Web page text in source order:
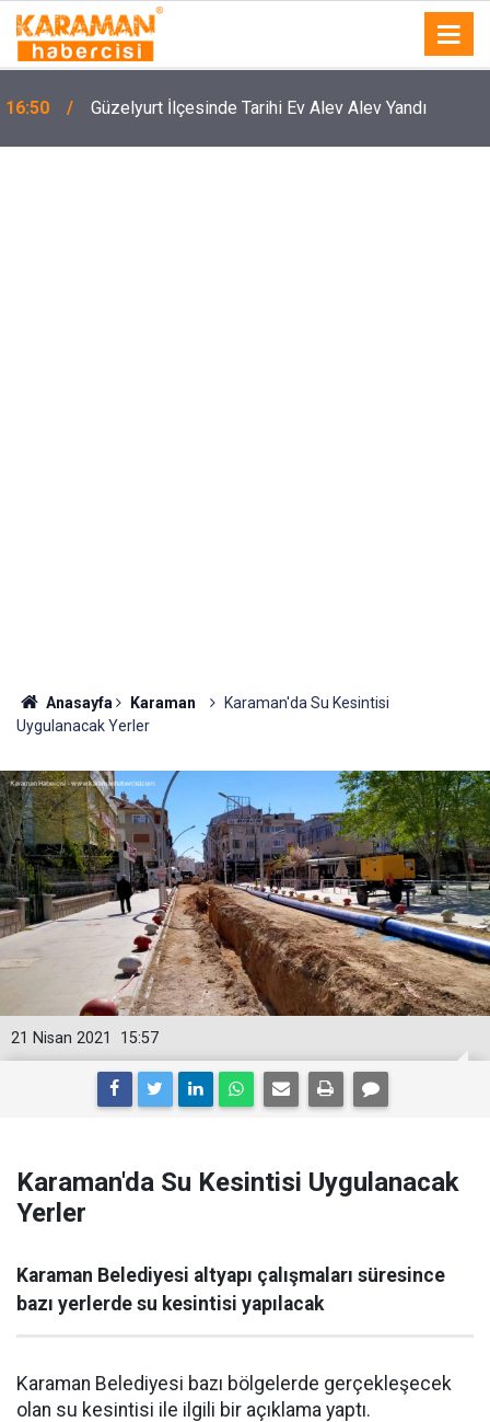
16:50 Güzelyurt İlçesinde Tarihi Ev Alev Alev Yandı
Anasayfa Karaman
Karaman'da Su Kesintisi
Uygulanacak Yerler
15:57
21 Nisan 2021
Karaman'da Su Kesintisi Uygulanacak
Yerler
Karaman Belediyesi altyapı çalışmaları süresince
bazı yerlerde su kesintisi yapılacak
Karaman Belediyesi bazı bölgelerde gerçekleşecek
olan su kesintisi ile ilgili bir açıklama yaptı.